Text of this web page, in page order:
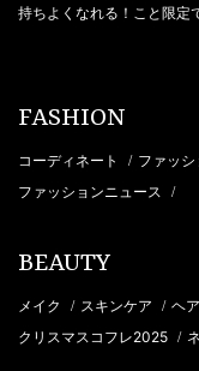
持ちよくなれる！こと限定
FASHION
コーディネート / ファッ
ファッションニュース /
BEAUTY
メイク / スキンケア / ヘア
クリスマスコフレ2025 /